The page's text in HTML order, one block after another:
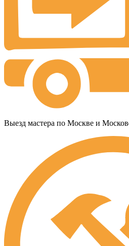
Выезд мастера по Москве и